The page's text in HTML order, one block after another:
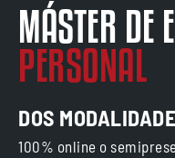
MÁSTER DE
PERSONAL
DOS
100% online o